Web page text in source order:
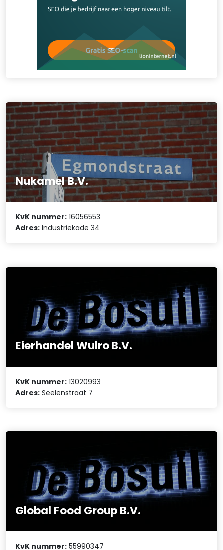
Nukamel B.V.
KvK nummer: 16056553
Adres: Industriekade 34
Eierhandel Wulro B.V.
KvK nummer: 13020993
Adres: Seelenstraat 7
Global Food Group B.V.
KvK nummer: 55990347